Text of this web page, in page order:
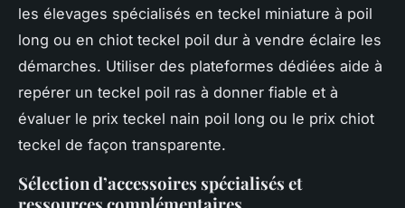
les élevages spécialisés en teckel miniature à poil
long ou en chiot teckel poil dur à vendre éclaire les
démarches. Utiliser des plateformes dédiées aide à
repérer un teckel poil ras à donner fiable et à
évaluer le prix teckel nain poil long ou le prix chiot
teckel de façon transparente.
Sélection d’accessoires spécialisés et